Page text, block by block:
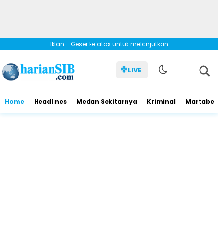
Iklan - Geser ke atas untuk melanjutkan
LIVE
Home Headlines Medan Sekitarnya Kriminal Martabe